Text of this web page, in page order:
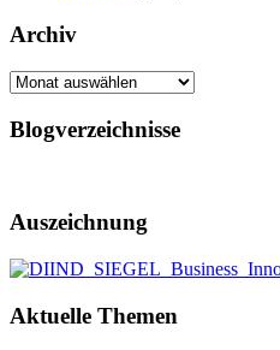
Archiv
Archiv
Blogverzeichnisse
Auszeichnung
Aktuelle Themen